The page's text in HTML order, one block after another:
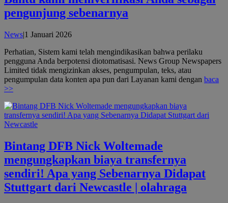
pengunjung sebenarnya
News|1 Januari 2026oleh
Perhatian, Sistem kami telah mengindikasikan bahwa perilaku
pengguna Anda berpotensi diotomatisasi. News Group Newspapers
Limited tidak mengizinkan akses, pengumpulan, teks, atau
pengumpulan data konten apa pun dari Layanan kami dengan baca
>>
Bintang DFB Nick Woltemade
mengungkapkan biaya transfernya
sendiri! Apa yang Sebenarnya Didapat
Stuttgart dari Newcastle | olahraga